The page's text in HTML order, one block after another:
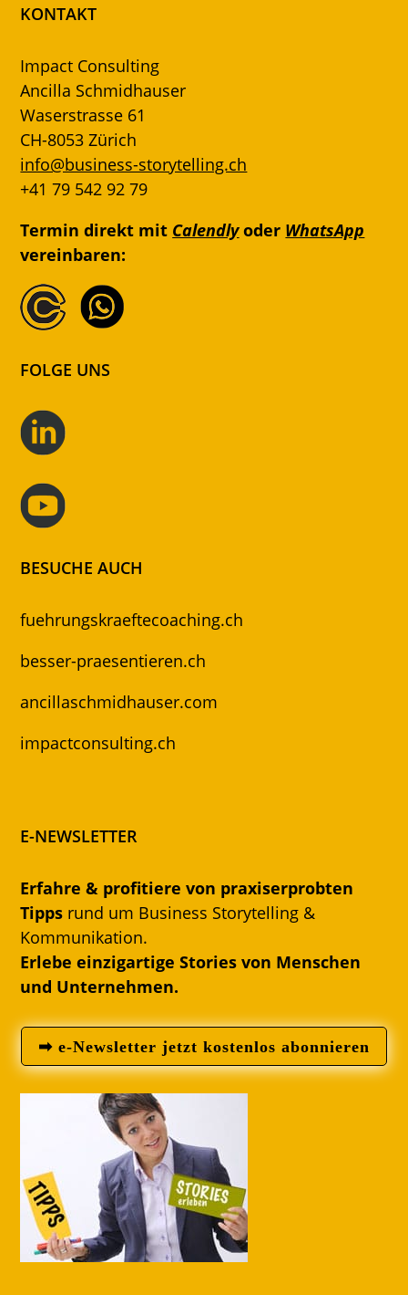
KONTAKT
Impact Consulting
Ancilla Schmidhauser
Waserstrasse 61
CH-8053 Zürich
info@business-storytelling.ch
+41 79 542 92 79
Termin direkt mit Calendlyoder WhatsApp
vereinbaren:
FOLGE UNS
BESUCHE AUCH
fuehrungskraeftecoaching.ch
besser-praesentieren.ch
ancillaschmidhauser.com
impactconsulting.ch
E-NEWSLETTER
Erfahre & profitiere von praxiserprobten
Tipps rund um Business Storytelling &
Kommunikation.
Erlebe einzigartige Stories von Menschen
und Unternehmen.
➡ e-Newsletter jetzt kostenlos abonnieren